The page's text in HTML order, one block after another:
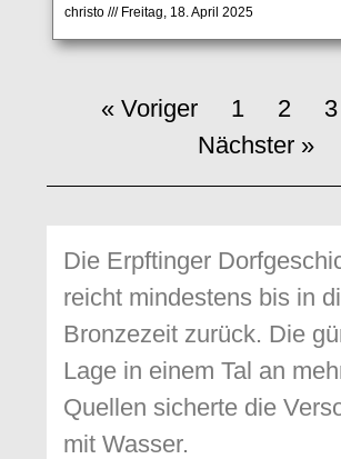
christo Freitag, 18. April 2025
« Voriger 1 2 3
Nächster »
Die Erpftinger
reicht mindestens bis in
Bronzezeit zurück. Die
Lage in einem Tal an
Quellen sicherte die
mit Wasser.